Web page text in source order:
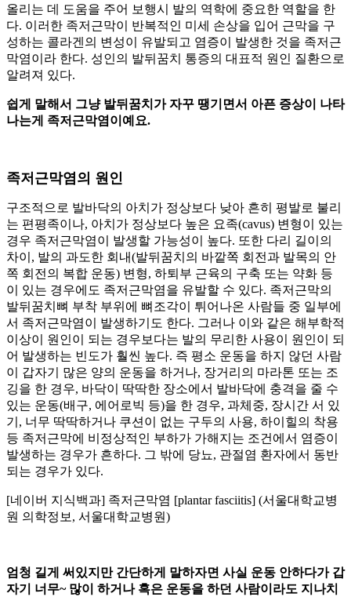
올리는 데 도움을 주어 보행시 발의 역학에 중요한 역할을 한
다. 이러한 족저근막이 반복적인 미세 손상을 입어 근막을 구
성하는 콜라겐의 변성이 유발되고 염증이 발생한 것을 족저근
막염이라 한다. 성인의 발뒤꿈치 통증의 대표적 원인 질환으로
알려져 있다.
쉽게 말해서 그냥 발뒤꿈치가 자꾸 땡기면서 아픈 증상이 나타
나는게 족저근막염이예요.
족저근막염의 원인
구조적으로 발바닥의 아치가 정상보다 낮아 흔히 평발로 불리
는 편평족이나, 아치가 정상보다 높은 요족(cavus) 변형이 있는
경우 족저근막염이 발생할 가능성이 높다. 또한 다리 길이의
차이 , 발의 과도한 회내(발뒤꿈치의 바깥쪽 회전과 발목의 안
쪽 회전의 복합 운동) 변형, 하퇴부 근육의 구축 또는 약화 등
이 있는 경우에도 족저근막염을 유발할 수 있다. 족저근막의
발뒤꿈치뼈 부착 부위에 뼈조각이 튀어나온 사람들 중 일부에
서 족저근막염이 발생하기도 한다. 그러나 이와 같은 해부학적
이상이 원인이 되는 경우보다는 발의 무리한 사용이 원인이 되
어 발생하는 빈도가 훨씬 높다. 즉 평소 운동을 하지 않던 사람
이 갑자기 많은 양의 운동을 하거나, 장거리의 마라톤 또는 조
깅을 한 경우, 바닥이 딱딱한 장소에서 발바닥에 충격을 줄 수
있는 운동(배구, 에어로빅 등)을 한 경우, 과체중, 장시간 서 있
기 , 너무 딱딱하거나 쿠션이 없는 구두의 사용, 하이힐의 착용
등 족저근막에 비정상적인 부하가 가해지는 조건에서 염증이
발생하는 경우가 흔하다. 그 밖에 당뇨, 관절염 환자에서 동반
되는 경우가 있다.
[네이버 지식백과] 족저근막염 [plantar fasciitis] (서울대학교병
원 의학정보 , 서울대학교병원)
엄청 길게 써있지만 간단하게 말하자면 사실 운동 안하다가 갑
자기 너무~ 많이 하거나 혹은 운동을 하던 사람이라도 지나치